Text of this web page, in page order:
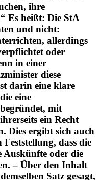
ihre
Es heißt: Die StA
und nicht:
allerdings
oder
in einer
diese
darin eine klare
eine
mit
ein Recht
Dies ergibt sich auch
dass die
Auskünfte oder die
– Über den Inhalt